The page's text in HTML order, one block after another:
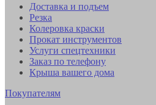
Доставка и подъем
Резка
Колеровка краски
Прокат инструментов
Услуги спецтехники
Заказ по телефону
Крыша вашего дома
Покупателям